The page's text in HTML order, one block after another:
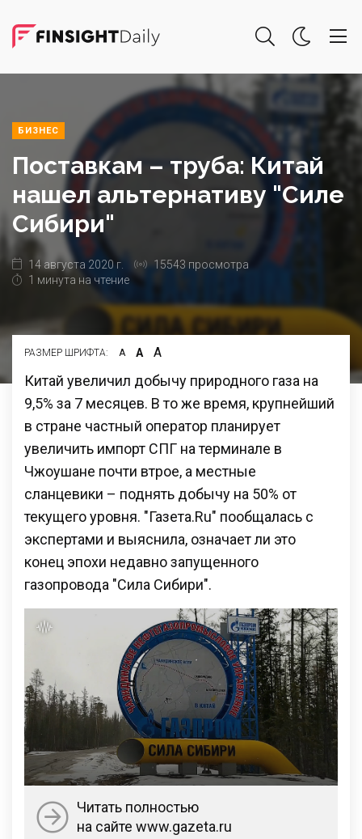
БИЗНЕС
Поставкам – труба: Китай
нашел альтернативу "Силе
Сибири"
14 августа 2020 г.
15543 просмотра
1 минута на чтение
РАЗМЕР ШРИФТА: А А А
Китай увеличил добычу природного газа на
9,5% за 7 месяцев. В то же время, крупнейший
в стране частный оператор планирует
увеличить импорт СПГ на терминале в
Чжоушане почти втрое, а местные
сланцевики – поднять добычу на 50% от
текущего уровня. "Газета.Ru" пообщалась с
экспертами и выяснила, означает ли это
конец эпохи недавно запущенного
газопровода "Сила Сибири".
Читать полностью
на сайте www.gazeta.ru